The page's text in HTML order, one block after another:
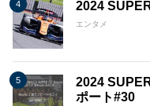
2024
エンタメ
2024
ポート#30